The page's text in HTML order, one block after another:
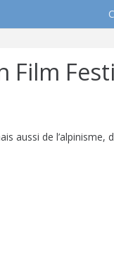
aussi de l’alpinisme,